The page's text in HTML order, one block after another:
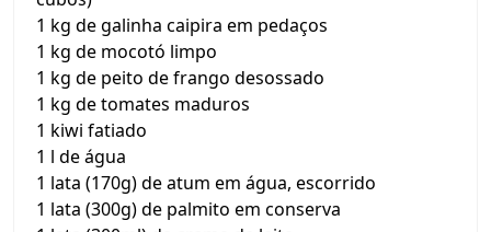
1 kg de galinha caipira em pedaços
1 kg de mocotó limpo
1 kg de peito de frango desossado
1 kg de tomates maduros
1 kiwi fatiado
1 l de água
1 lata (170g) de atum em água, escorrido
1 lata (300g) de palmito em conserva